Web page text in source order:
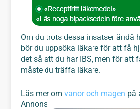
Om du trots dessa insatser ändå
bör du uppsöka läkare för att få
det så att du har IBS, men för att
måste du träffa läkare.
Läs mer omvanor och magen på
Annons